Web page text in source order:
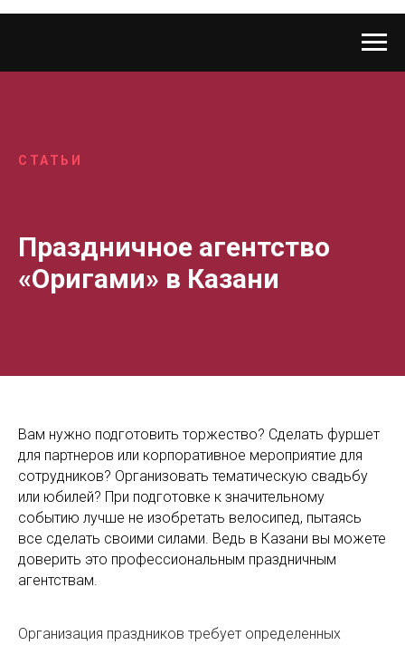
СТАТЬИ
Праздничное агентство
«Оригами» в Казани
Вам нужно подготовить торжество? Сделать фуршет
для партнеров или корпоративное мероприятие для
сотрудников? Организовать тематическую свадьбу
или юбилей? При подготовке к значительному
событию лучше не изобретать велосипед, пытаясь
все сделать своими силами. Ведь в Казани вы можете
доверить это профессиональным праздничным
агентствам.
Организация праздников требует определенных